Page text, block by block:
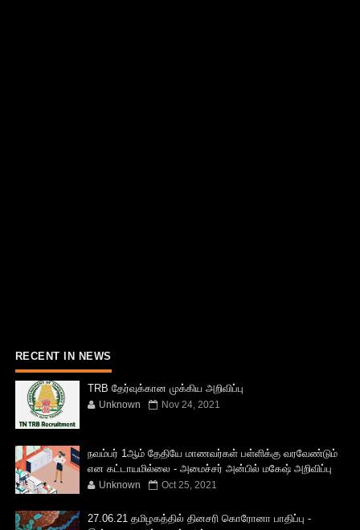
RECENT IN NEWS
TRB தேர்வுக்கான முக்கிய அறிவிப்பு
Unknown Nov 24, 2021
நவம்பர் 1ஆம் தேதியே மாணவர்கள் பள்ளிக்கு வரவேண்டும்
என கட்டாயமில்லை - அமைச்சர் அன்பில் மகேஷ் அறிவிப்பு
Unknown Oct 25, 2021
27.06.21 தமிழகத்தில் தினசரி கொரோனா பாதிப்பு -